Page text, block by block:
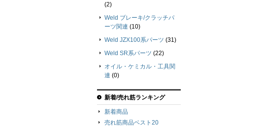
(2)
Weld ブレーキ/クラッチパ
ーツ関連 (10)
Weld JZX100系パーツ (31)
Weld SR系パーツ (22)
オイル・ケミカル・工具関
連 (0)
新着/売れ筋ランキング
新着商品
売れ筋商品ベスト20